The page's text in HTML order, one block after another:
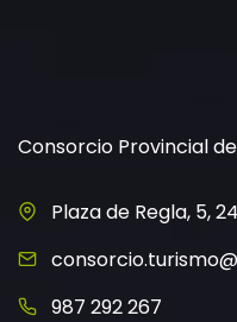
Consorcio Provincial
Plaza de Regla, 5,
987 292 267